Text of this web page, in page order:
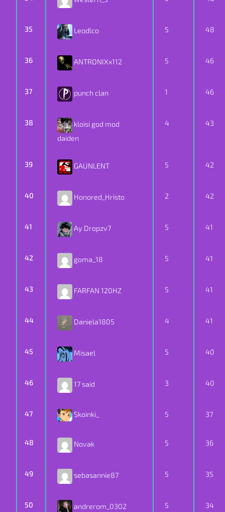
35 Leodlco 5 48
36 ANTRONIXx112 5 46
37 punch clan 1 46
38
kloisi god mod
daiden
4 43
39 GAUNLENT 5 42
40 Honored_Hristo 2 42
41 Ay Dropzv7 5 41
42 goma_18 5 41
43 FARFAN 120HZ 5 41
44 Daniela1805 4 41
45 Misael 5 40
46 17 said 3 40
47 Skoinki_ 5 37
48 Novak 5 36
49 sebasannie87 5 35
50 andrerom_0302 5 34